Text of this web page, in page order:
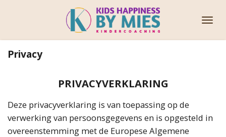
de
hoofdinhoud
Privacy
PRIVACYVERKLARING
Deze privacyverklaring is van toepassing op de
verwerking van persoonsgegevens en is opgesteld in
overeenstemming met de Europese Algemene